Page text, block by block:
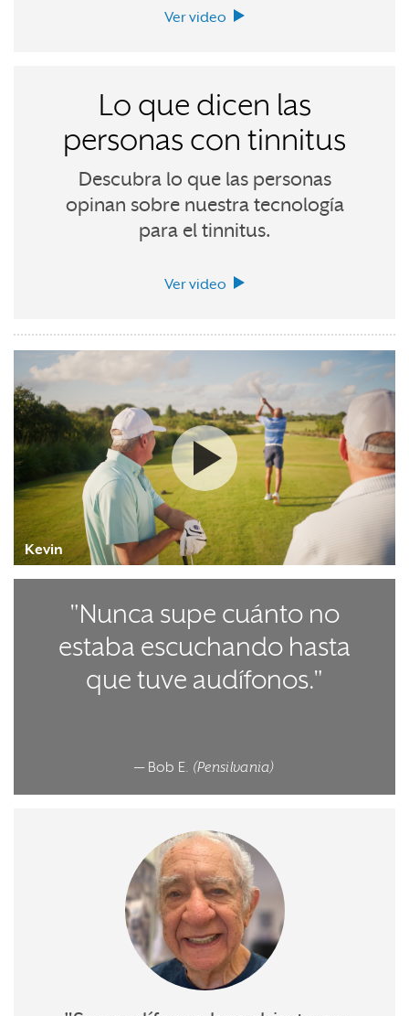
Ver video
Lo que dicen las
personas con tinnitus
Descubra lo que las personas
opinan sobre nuestra tecnología
para el tinnitus.
Ver video
Watch the video
Kevin
"Nunca supe cuánto no
estaba escuchando hasta
que tuve audífonos."
— Bob E. (Pensilvania)